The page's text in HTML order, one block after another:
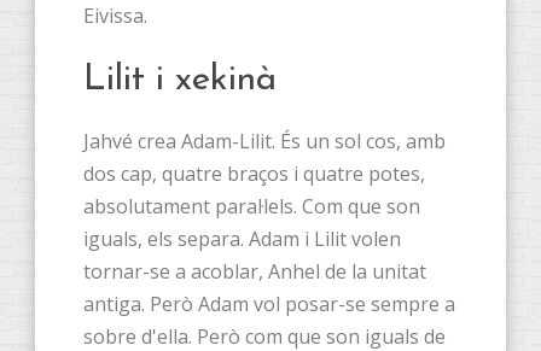
Eivissa.
Lilit i xekinà
Jahvé crea Adam-Lilit. És un sol cos, amb
dos cap, quatre braços i quatre potes,
absolutament paral·lels. Com que son
iguals, els separa. Adam i Lilit volen
tornar-se a acoblar, Anhel de la unitat
antiga. Però Adam vol posar-se sempre a
sobre d'ella. Però com que son iguals de